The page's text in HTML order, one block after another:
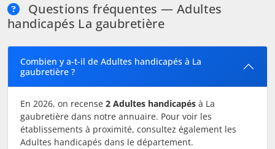
Questions fréquentes — Adultes
handicapés La gaubretière
Combien y a-t-il de Adultes handicapés à La
gaubretière ?
En 2026, on recense 2 Adultes handicapés à La
gaubretière dans notre annuaire. Pour voir les
établissements à proximité, consultez également les
Adultes handicapés dans le département.